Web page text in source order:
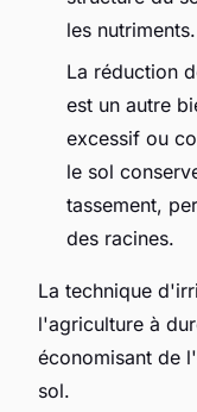
les nutriments.
La réduction
est un autre
excessif ou
le sol
tassement,
des racines.
La technique
l'agriculture à
économisant de
sol.